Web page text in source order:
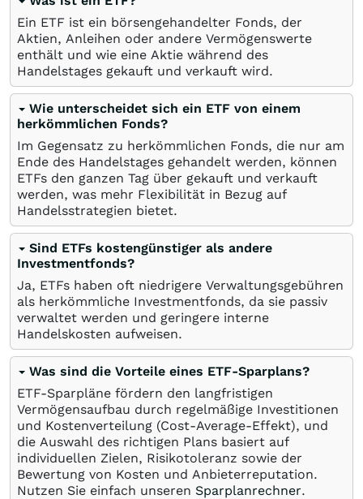
Ein ETF ist ein börsengehandelter Fonds, der
Aktien, Anleihen oder andere Vermögenswerte
enthält und wie eine Aktie während des
Handelstages gekauft und verkauft wird.
Wie unterscheidet sich ein ETF von einem
herkömmlichen Fonds?
Im Gegensatz zu herkömmlichen Fonds, die nur am
Ende des Handelstages gehandelt werden, können
ETFs den ganzen Tag über gekauft und verkauft
werden, was mehr Flexibilität in Bezug auf
Handelsstrategien bietet.
Sind ETFs kostengünstiger als andere
Investmentfonds?
Ja, ETFs haben oft niedrigere Verwaltungsgebühren
als herkömmliche Investmentfonds, da sie passiv
verwaltet werden und geringere interne
Handelskosten aufweisen.
Was sind die Vorteile eines ETF-Sparplans?
ETF-Sparpläne fördern den langfristigen
Vermögensaufbau durch regelmäßige Investitionen
und Kostenverteilung (Cost-Average-Effekt), und
die Auswahl des richtigen Plans basiert auf
individuellen Zielen, Risikotoleranz sowie der
Bewertung von Kosten und Anbieterreputation.
Nutzen Sie einfach unseren Sparplanrechner.